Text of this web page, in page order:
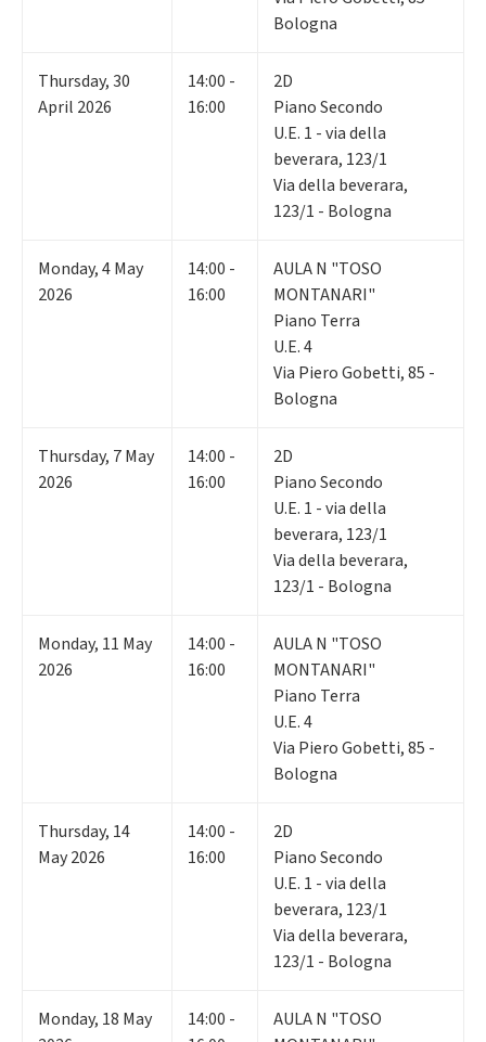
Bologna
Thursday,30
April 2026
14:00 -
16:00
2D
Piano Secondo
U.E. 1 - via della
beverara, 123/1
Via della beverara,
123/1 - Bologna
Monday,4May
2026
14:00 -
16:00
AULA N "TOSO
MONTANARI"
Piano Terra
U.E. 4
Via Piero Gobetti, 85 -
Bologna
Thursday, 7May
2026
14:00 -
16:00
2D
Piano Secondo
U.E. 1 - via della
beverara, 123/1
Via della beverara,
123/1 - Bologna
Monday, 11 May
2026
14:00 -
16:00
AULA N "TOSO
MONTANARI"
Piano Terra
U.E. 4
Via Piero Gobetti, 85 -
Bologna
Thursday, 14
May 2026
14:00 -
16:00
2D
Piano Secondo
U.E. 1 - via della
beverara, 123/1
Via della beverara,
123/1 - Bologna
Monday, 18 May
14:00 -
AULA N "TOSO